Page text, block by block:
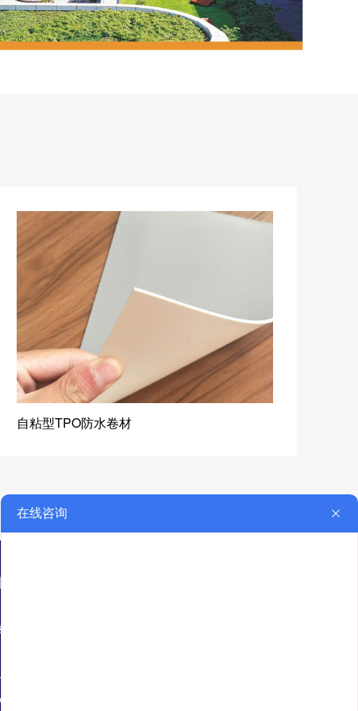
自粘型TPO防水卷材
有限公司